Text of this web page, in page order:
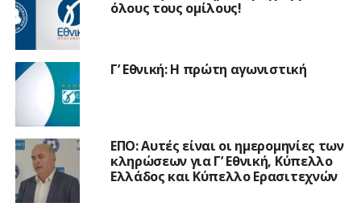
όλους τους ομίλους!
Γ’ Εθνική: Η πρώτη αγωνιστική
ΕΠΟ: Αυτές είναι οι ημερομηνίες των
κληρώσεων για Γ’ Εθνική, Κύπελλο
Ελλάδος και Κύπελλο Ερασιτεχνών